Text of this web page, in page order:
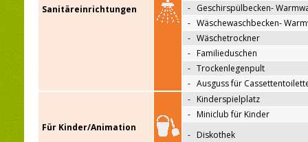
Sanitäreinrichtungen
- Geschirspülbecken-
- Wäschewaschbecken-
- Wäschetrockner
- Familieduschen
- Trockenlegenpult
- Ausguss für
Für Kinder/Animation
- Kinderspielplatz
- Miniclub für Kinder
- Diskothek